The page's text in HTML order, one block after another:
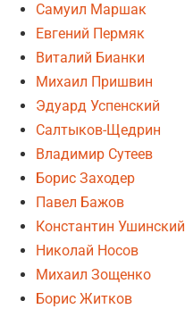
Самуил Маршак
Евгений Пермяк
Виталий Бианки
Михаил Пришвин
Эдуард Успенский
Салтыков-Щедрин
Владимир Сутеев
Борис Заходер
Павел Бажов
Константин Ушинский
Николай Носов
Михаил Зощенко
Борис Житков